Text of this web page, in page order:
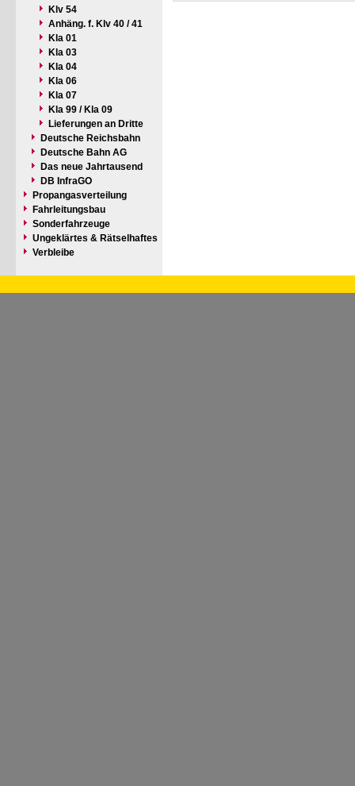
Klv 54
Anhäng. f. Klv 40 / 41
Kla 01
Kla 03
Kla 04
Kla 06
Kla 07
Kla 99 / Kla 09
Lieferungen an Dritte
Deutsche Reichsbahn
Deutsche Bahn AG
Das neue Jahrtausend
DB InfraGO
Propangasverteilung
Fahrleitungsbau
Sonderfahrzeuge
Ungeklärtes & Rätselhaftes
Verbleibe